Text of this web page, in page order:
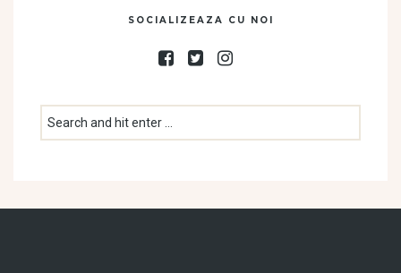
SOCIALIZEAZA CU NOI